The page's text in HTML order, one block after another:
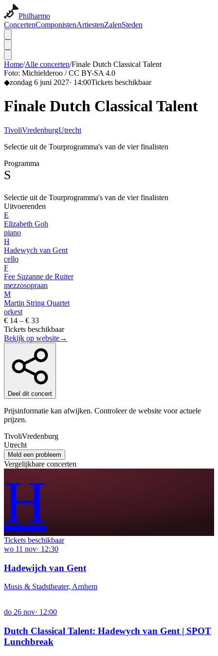
Philharmo
ConcertenComponistenArtiestenZalenSteden
Home/Alle concerten/Finale Dutch Classical Talent
Foto: Michielderoo / CC BY-SA 4.0
◆zondag 6 juni 2027· 14:00Tickets beschikbaar
Finale Dutch Classical Talent
TivoliVredenburgUtrecht
Selectie uit de Tourprogramma's van de vier finalisten
Programma
S
Selectie uit de Tourprogramma's van de vier finalisten
Uitvoerenden
E
Elizabeth Goh
piano
H
Hadewych van Gent
cello
F
Fee Suzanne de Ruiter
mezzosopraan
M
Martin String Quartet
orkest
€ 14 – € 33
Tickets beschikbaar
Bekijk op website→
Deel dit concert
Prijsinformatie kan afwijken. Controleer de website voor actuele
prijzen.
TivoliVredenburg
Utrecht
Meld een probleem
Vergelijkbare concerten
H
Tickets beschikbaar
wo 11 nov· 12:30
Hadewijch van Gent
Musis & Stadstheater, Arnhem
do 26 nov· 12:00
Dutch Classical Talent: Hadewych van Gent | SPOT
Lunchbreak